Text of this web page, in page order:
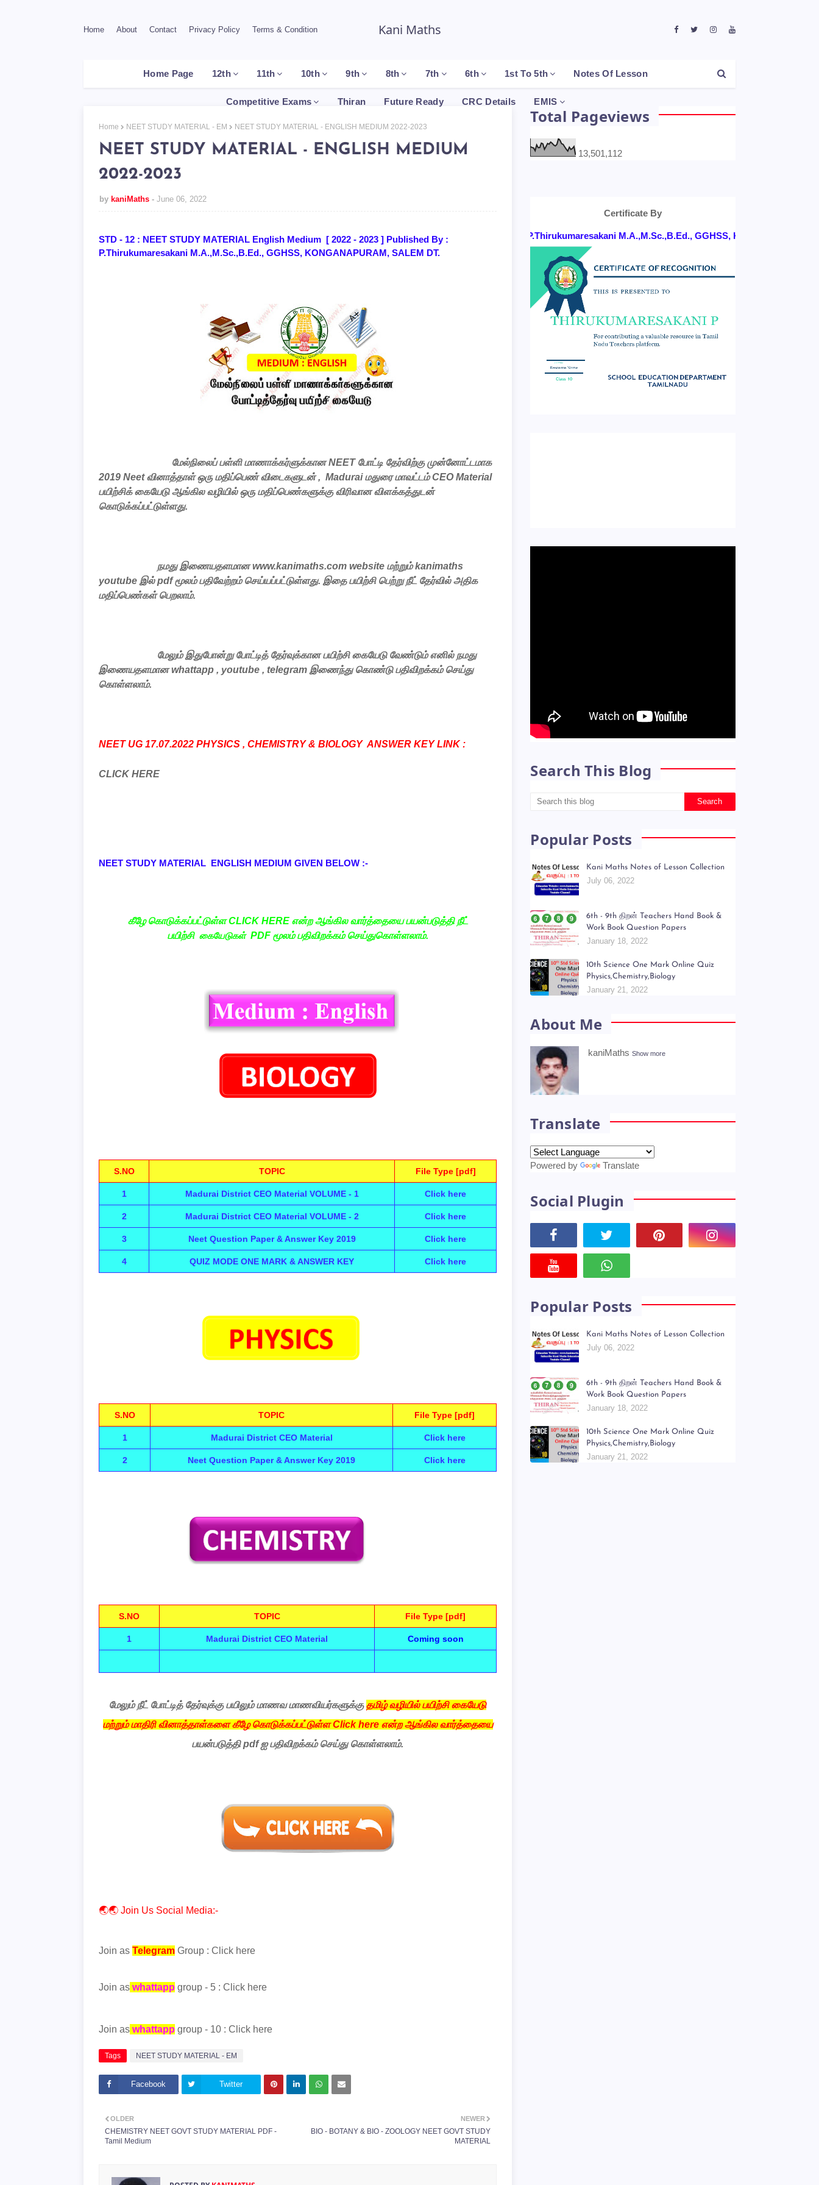
Home About Contact Privacy Policy Terms & Condition Kani Maths
Home Page 12th 11th 10th 9th 8th 7th 6th 1st To 5th Notes Of Lesson
Competitive Exams Thiran Future Ready CRC Details EMIS
Home NEET STUDY MATERIAL - EM NEET STUDY MATERIAL - ENGLISH MEDIUM 2022-2023
NEET STUDY MATERIAL - ENGLISH MEDIUM
2022-2023
by kaniMaths June 06, 2022
STD - 12 : NEET STUDY MATERIAL English Medium [ 2022 - 2023 ] Published By :
P.Thirukumaresakani M.A.,M.Sc.,B.Ed., GGHSS, KONGANAPURAM, SALEM DT.
மேல்நிலைப் பள்ளி மாணாக்கர்ளுக்கானNEET போட்டி தேர்விற்கு முன்னோட்டமாக
2019 Neetவினாத்தாள் ஒரு மதிப்பெண் விடைகளுடன், Maduraiமதுரை மாவட்டம்CEO Material
பயிற்சிக் கையேடு ஆங்கில வழியில் ஒரு மதிப்பெண்களுக்கு விரிவான விளக்கத்துடன்
கொடுக்கப்பட்டுள்ளது.
நமது இணையதளமான www.kanimaths.com website மற்றும்kanimaths
youtube இல்pdfமூலம் பதிவேற்றம் செய்யப்பட்டுள்ளது. இதை பயிற்சி பெற்று நீட் தேர்வில் அதிக
மதிப்பெண்கள் பெறலாம்.
மேலும் இதுபோன்று போட்டித் தேர்வுக்கான பயிற்சி கையேடு வேண்டும் எனில் நமது
இணையதளமானwhattapp , youtube , telegram இணைந்து கொண்டு பதிவிறக்கம் செய்து
கொள்ளலாம்.
NEET UG 17.07.2022 PHYSICS , CHEMISTRY & BIOLOGY ANSWER KEY LINK :
CLICK HERE
NEET STUDY MATERIAL ENGLISH MEDIUM GIVEN BELOW :-
கீழே கொடுக்கப்பட்டுள்ள CLICK HERE என்ற ஆங்கில வார்த்தையை பயன்படுத்தி நீட்
பயிற்சி கையேடுகள் PDF மூலம் பதிவிறக்கம் செய்துகொள்ளலாம்.
S.NO TOPIC File Type [pdf]
1 Madurai District CEO Material VOLUME - 1 Click here
2 Madurai District CEO Material VOLUME - 2 Click here
3 Neet Question Paper & Answer Key 2019 Click here
4 QUIZ MODE ONE MARK & ANSWER KEY Click here
S.NO TOPIC File Type [pdf]
1 Madurai District CEO Material Click here
2 Neet Question Paper & Answer Key 2019 Click here
S.NO TOPIC File Type [pdf]
1 Madurai District CEO Material Coming soon
மேலும் நீட் போட்டித் தேர்வுக்கு பயிலும் மாணவ மாணவியர்களுக்குதமிழ் வழியில் பயிற்சி கையேடு
மற்றும் மாதிரி வினாத்தாள்களை கீழே கொடுக்கப்பட்டுள்ள Click here என்ற ஆங்கில வார்த்தையை
பயன்படுத்தி pdf ஐ பதிவிறக்கம் செய்து கொள்ளலாம்.
🌏🌏 Join Us Social Media:-
Join as Telegram Group : Click here
Join as whattapp group - 5 : Click here
Join as whattapp group - 10 : Click here
Tags NEET STUDY MATERIAL - EM
Facebook Twitter
NEWER
BIO - BOTANY & BIO - ZOOLOGY NEET GOVT STUDY
MATERIAL
OLDER
CHEMISTRY NEET GOVT STUDY MATERIAL PDF -
Tamil Medium
Total Pageviews
13,501,112
Certificate By
Certificates By : P.Thirukumaresakani M.A.,M.Sc.,B.Ed., GGHSS, KONGANAPURAM, SALEM
Search This Blog
Popular Posts
Kani Maths Notes of Lesson Collection
July 06, 2022
6th - 9th திறன் Teachers Hand Book &
Work Book Question Papers
January 18, 2022
10th Science One Mark Online Quiz
Physics,Chemistry,Biology
January 21, 2022
About Me
kaniMaths Show more
Translate
Powered by Translate
Social Plugin
Popular Posts
Kani Maths Notes of Lesson Collection
July 06, 2022
6th - 9th திறன் Teachers Hand Book &
Work Book Question Papers
January 18, 2022
10th Science One Mark Online Quiz
Physics,Chemistry,Biology
January 21, 2022